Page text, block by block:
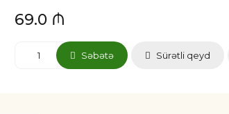
69.0 ₼
Səbətə Sürətli qeyd